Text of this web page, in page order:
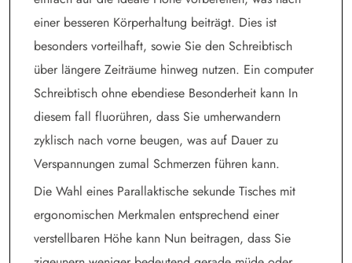
einer besseren Körperhaltung beiträgt. Dies ist
besonders vorteilhaft, sowie Sie den Schreibtisch
über längere Zeiträume hinweg nutzen. Ein computer
Schreibtisch ohne ebendiese Besonderheit kann In
diesem fall fluorühren, dass Sie umherwandern
zyklisch nach vorne beugen, was auf Dauer zu
Verspannungen zumal Schmerzen führen kann.
Die Wahl eines Parallaktische sekunde Tisches mit
ergonomischen Merkmalen entsprechend einer
verstellbaren Höhe kann Nun beitragen, dass Sie